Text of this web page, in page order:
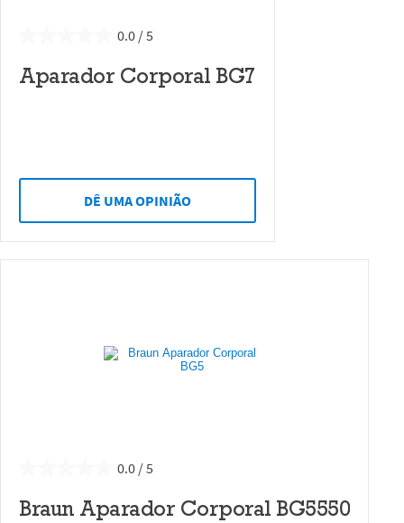
0.0
Aparador Corporal BG7
DÊ UMA OPINIÃO
0.0
Braun Aparador Corporal BG5550